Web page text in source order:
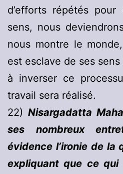
d’efforts répétés
sens, nous
nous montre le monde,
est esclave de ses
à inverser ce
travail sera réalisé.
22)Nisargadatta
ses nombreux
évidence l’ironie de la
expliquant que ce